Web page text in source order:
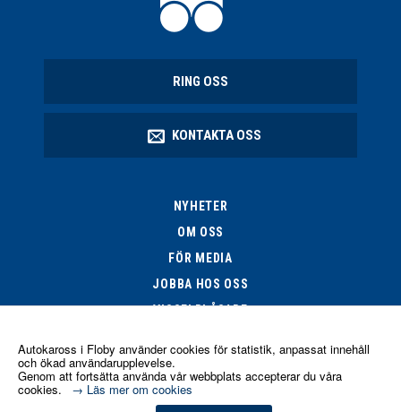
RING OSS
KONTAKTA OSS
NYHETER
OM OSS
FÖR MEDIA
JOBBA HOS OSS
VISSELBLÅSARE
Autokaross i Floby använder cookies för statistik, anpassat innehåll
och ökad användarupplevelse.
Genom att fortsätta använda vår webbplats accepterar du våra
cookies. → Läs mer om cookies